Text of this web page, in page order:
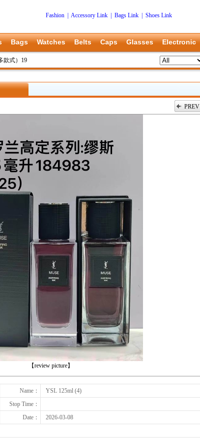
Fashion Accessory Link Bags Link
Shoes Link
Bags Watches Belts Caps Glasses Electronic
款式）19
PREV
【review picture】
下一张
Name：
YSL 125ml (4)
Stop Time：
Date：
2026-03-08